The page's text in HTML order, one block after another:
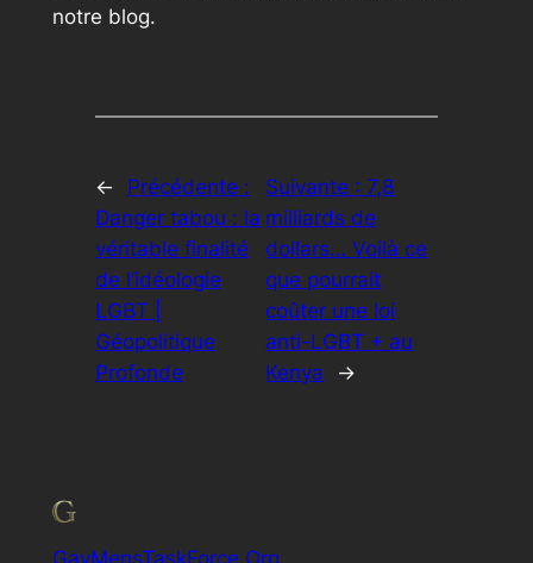
notre blog.
←
Précédente :
Danger tabou : la
véritable finalité
de l’idéologie
LGBT |
Géopolitique
Profonde
Suivante :7,8
milliards de
dollars… Voilà ce
que pourrait
coûter une loi
anti-LGBT + au
Kenya
→
GayMensTaskForce.Org